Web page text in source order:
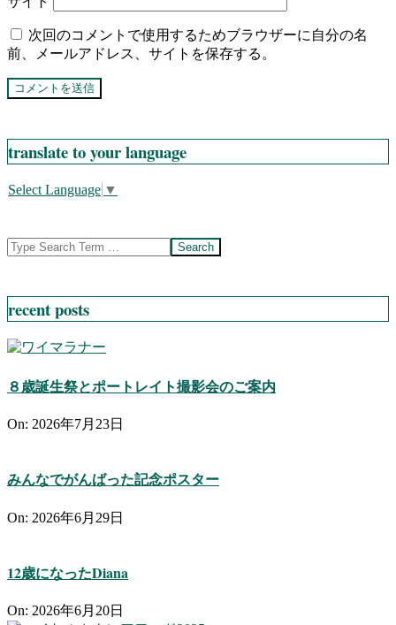
次回のコメントで使用するためブラウザーに自分の名
前、メールアドレス、サイトを保存する。
translate to your language
Select Language ▼
Search
recent posts
８歳誕生祭とポートレイト撮影会のご案内
On: 2026年7月23日
みんなでがんばった記念ポスター
On: 2026年6月29日
12歳になったDiana
On: 2026年6月20日